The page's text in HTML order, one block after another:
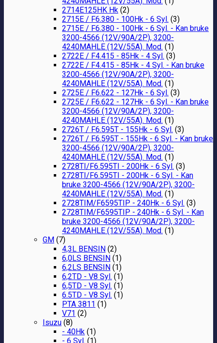
2714E125HK Hk (2)
2715E / F6.380 - 100Hk - 6 Syl. (3)
2715E / F6.380 - 100Hk - 6 Syl. - Kan bruke
3200-4566 (12V/90A/2P), 3200-
4240MAHLE (12V/55A). Mod. (1)
2722E / F4.415 - 85Hk - 4 Syl. (3)
2722E / F4.415 - 85Hk - 4 Syl. - Kan bruke
3200-4566 (12V/90A/2P), 3200-
4240MAHLE (12V/55A). Mod. (1)
2725E / F6.622 - 127Hk - 6 Syl. (3)
2725E / F6.622 - 127Hk - 6 Syl. - Kan bruke
3200-4566 (12V/90A/2P), 3200-
4240MAHLE (12V/55A). Mod. (1)
2726T / F6.595T - 155Hk - 6 Syl. (3)
2726T / F6.595T - 155Hk - 6 Syl. - Kan bruke
3200-4566 (12V/90A/2P), 3200-
4240MAHLE (12V/55A). Mod. (1)
2728TI/F6.595TI - 200Hk - 6 Syl. (3)
2728TI/F6.595TI - 200Hk - 6 Syl. - Kan
bruke 3200-4566 (12V/90A/2P), 3200-
4240MAHLE (12V/55A). Mod. (1)
2728TIM/F6595TIP - 240Hk - 6 Syl. (3)
2728TIM/F6595TIP - 240Hk - 6 Syl. - Kan
bruke 3200-4566 (12V/90A/2P), 3200-
4240MAHLE (12V/55A). Mod. (1)
GM (7)
4,3L BENSIN (2)
6,0LS BENSIN (1)
6,2LS BENSIN (1)
6,2TD - V8 Syl. (1)
6,5TD - V8 Syl. (1)
6.5TD - V8 Syl. (1)
PTA 3811 (1)
V71 (2)
Isuzu (8)
- 40Hk (1)
- 6 Syl. (1)